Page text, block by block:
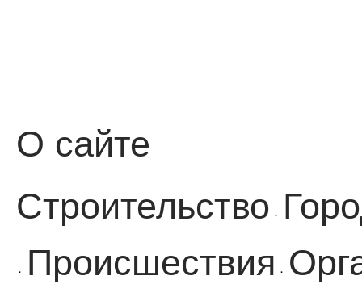
О сайте
Строительство ·
· Происшествия ·